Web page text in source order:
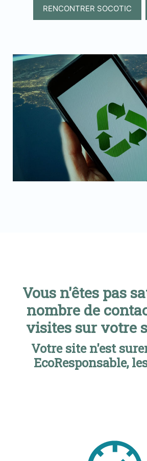
RENCONTRER SOCOTIC
Vous n'êtes pas
nombre de
visites sur votre
Votre site n'est
EcoResponsable,